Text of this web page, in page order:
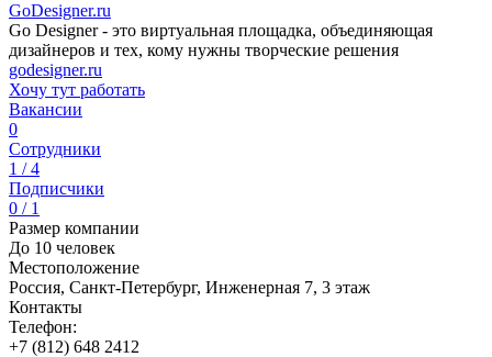
GoDesigner.ru
Go Designer - это виртуальная площадка, объединяющая
дизайнеров и тех, кому нужны творческие решения
godesigner.ru
Хочу тут работать
Вакансии
0
Сотрудники
1 / 4
Подписчики
0 / 1
Размер компании
До 10 человек
Местоположение
Россия, Санкт-Петербург, Инженерная 7, 3 этаж
Контакты
Телефон:
+7 (812) 648 2412